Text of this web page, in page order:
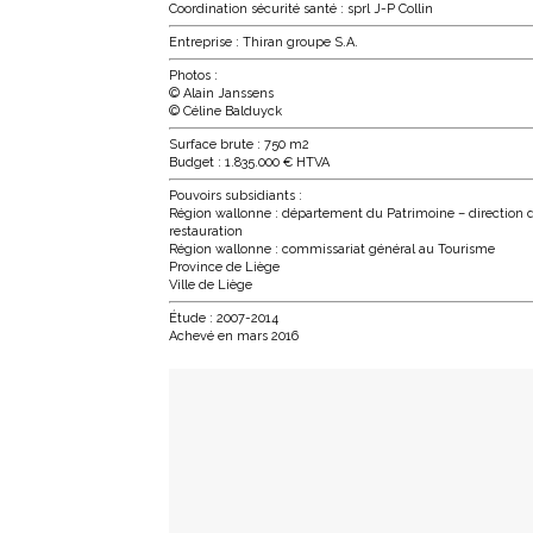
Coordination sécurité santé : sprl J-P Collin
Entreprise : Thiran groupe S.A.
Photos :
© Alain Janssens
© Céline Balduyck
Surface brute : 750 m2
Budget : 1.835.000 € HTVA
Pouvoirs subsidiants :
Région wallonne : département du Patrimoine – direction
restauration
Région wallonne : commissariat général au Tourisme
Province de Liège
Ville de Liège
Étude : 2007-2014
Achevé en mars 2016